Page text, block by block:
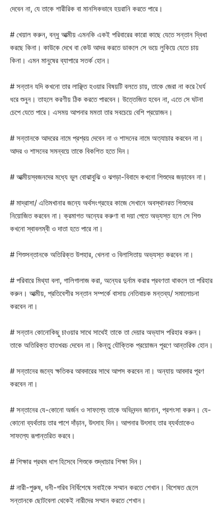
দেবেন না, যে তাকে শারীরিক বা মানসিকভাবে হয়রানি করতে পারে।
# খেয়াল করুন, বন্ধু আত্মীয় এমনকি একই পরিবারের কারো কাছে যেতে সন্তান দ্বিধা
করছে কিনা। কাউকে দেখে বা কেউ আদর করতে ডাকলে সে ভয়ে লুকিয়ে যেতে চায়
কিনা। এমন মানুষের ব্যাপারে সতর্ক হোন।
# সন্তান যদি কখনো তার লাঞ্ছিত হওয়ার বিষয়টি বলতে চায়, তাকে জেরা না করে ধৈর্য
ধরে শুনুন। তাহলে করণীয় ঠিক করতে পারবেন। উত্তেজিত হবেন না, এতে সে ঘটনা
চেপে যেতে পারে। এসময় আপনার মমতা তার সবচেয়ে বেশি প্রয়োজন।
# সন্তানকে আদরের নামে প্রশ্রয় দেবেন না ও শাসনের নামে অত্যাচার করবেন না।
আদর ও শাসনের সমন্বয়ে তাকে বিকশিত হতে দিন।
# আত্মীয়স্বজনদের মধ্যে ভুল বোঝাবুঝি ও ঝগড়া-বিবাদে কখনো শিশুদের জড়াবেন না।
# মাদ্রাসা/ এতিমখানার জন্যে অর্থসংগ্রহের কাজে সেখানে অবস্থানরত শিশুদের
নিয়োজিত করবেন না। ক্রমাগত অন্যের করুণা বা দয়া পেতে অভ্যস্ত হলে সে শিশু
কখনো স্বাবলম্বী ও দাতা হতে পারে না।
# শিশুসন্তানকে অতিরিক্ত উপহার, খেলনা ও বিলাসিতায় অভ্যস্ত করবেন না।
# পরিবারে মিথ্যা বলা, গালিগালাজ করা, অন্যের দুর্নাম করার প্রবণতা থাকলে তা পরিহার
করুন। আত্মীয়, প্রতিবেশীর সন্তান সম্পর্কে বাসায় নেতিবাচক মন্তব্য/ সমালোচনা
করবেন না।
# সন্তান কোনোকিছু চাওয়ার সাথে সাথেই তাকে তা দেয়ার অভ্যাস পরিহার করুন।
তাকে অতিরিক্ত হাতখরচ দেবেন না। কিন্তু যৌক্তিক প্রয়োজন পূরণে আন্তরিক হোন।
# সন্তানের জন্যে ক্ষতিকর আবদারের সাথে আপস করবেন না। অন্যায় আবদার পূরণ
করবেন না।
# সন্তানের যে-কোনো অর্জন ও সাফল্যে তাকে অভিনন্দন জানান, প্রশংসা করুন। যে-
কোনো ব্যর্থতায় তার পাশে দাঁড়ান, উৎসাহ দিন। আপনার উৎসাহ তার ব্যর্থতাকেও
সাফল্যে রূপান্তরিত করবে।
# শিক্ষার প্রথম ধাপ হিসেবে শিশুকে শুদ্ধাচার শিক্ষা দিন।
# নারী-পুরুষ, ধনী-গরিব নির্বিশেষে সবাইকে সম্মান করতে শেখান। বিশেষত ছেলে
সন্তানকে ছোটবেলা থেকেই নারীদের সম্মান করতে শেখান।